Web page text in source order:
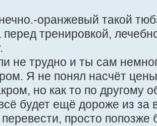
оранжевый такой
перед тренировкой,
не трудно и ты сам
Я не понял насчёт
но как то по другому
будет ещё дороже из
просто попозже